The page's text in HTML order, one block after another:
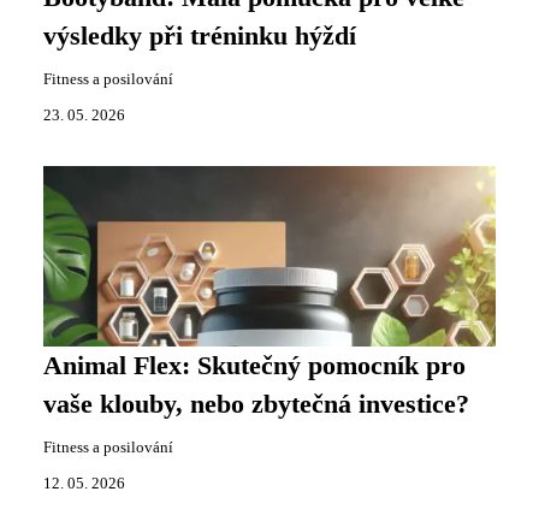
výsledky při tréninku hýždí
Fitness a posilování
23. 05. 2026
Animal Flex: Skutečný pomocník pro
vaše klouby, nebo zbytečná investice?
Fitness a posilování
12. 05. 2026